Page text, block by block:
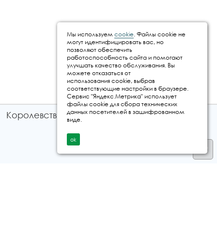
Королевство путешествий © 2026
Мы используем cookie. Файлы cookie не
могут идентифицировать вас, но
позволяют обеспечить
работоспособность сайта и помогают
улучшать качество обслуживания. Вы
можете отказаться от
использования cookie, выбрав
соответствующие настройки в браузере.
Сервис "Яндекс.Метрика" использует
файлы cookie для сбора технических
данных посетителей в зашифрованном
виде.
ok